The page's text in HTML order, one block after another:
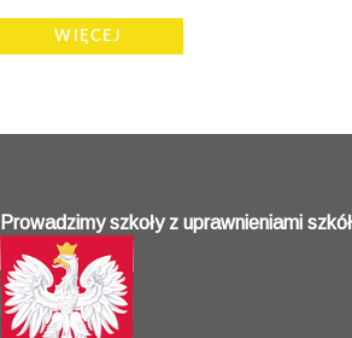
WIĘCEJ
Prowadzimy szkoły z uprawnieniami